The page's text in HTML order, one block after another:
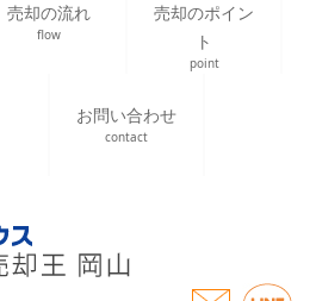
売却の流れ
flow
売却のポイン
ト
point
お問い合わせ
contact